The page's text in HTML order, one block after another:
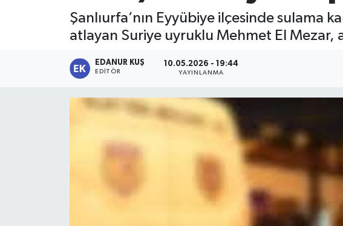
Şanlıurfa’nın Eyyübiye ilçesinde sulama
atlayan Suriye uyruklu Mehmet El Mezar,
EDANUR KUŞ
EDITÖR
10.05.2026 - 19:44
YAYINLANMA